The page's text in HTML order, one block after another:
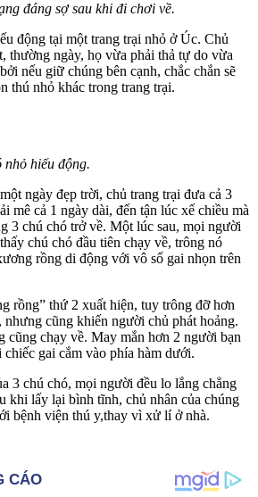
đáng sợ sau khi đi chơi về.
động tại một trang trại nhỏ ở Úc. Chủ
thường ngày, họ vừa phải thả tự do vừa
nếu giữ chúng bên cạnh, chắc chắn sẽ
thú nhỏ khác trong trang trại.
nhỏ hiếu động.
ngày đẹp trời, chủ trang trại đưa cả 3
mê cả 1 ngày dài, đến tận lúc xế chiều mà
3 chú chó trở về. Một lúc sau, mọi người
chú chó đầu tiên chạy về, trông nó
rồng di động với vô số gai nhọn trên
rồng” thứ 2 xuất hiện, tuy trông đỡ hơn
cũng khiến người chủ phát hoảng.
cũng chạy về. May mắn hơn 2 người bạn
gai cắm vào phía hàm dưới.
3 chú chó, mọi người đều lo lắng chẳng
khi lấy lại bình tĩnh, chủ nhân của chúng
bệnh viện thú y,thay vì xử lí ở nhà.